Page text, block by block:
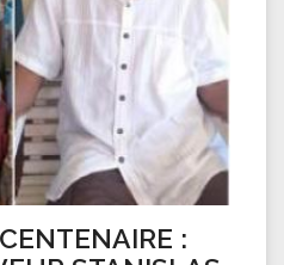
: